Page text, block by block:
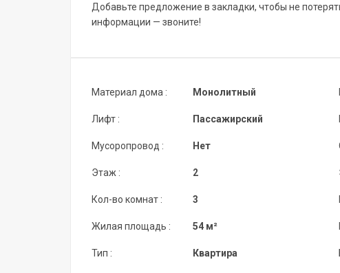
Добавьте предложение в закладки, чтобы не
информации — звоните!
Материал дома :
Лифт :
Мусоропровод :
Этаж :
Кол-во комнат :
Жилая площадь :
Тип :
Монолитный
Пассажирский
Нет
2
3
54 м²
Квартира